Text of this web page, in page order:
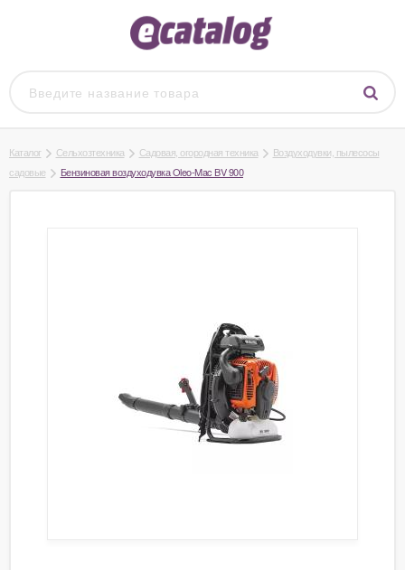
Каталог Сельхозтехника Садовая, огородная техника
Воздуходувки, пылесосы
садовые
Бензиновая воздуходувка Oleo-Mac BV 900